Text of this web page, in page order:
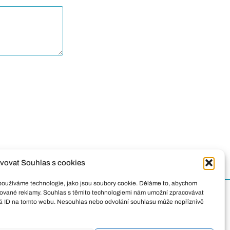
Souhlas s cookies
technologie, jako jsou soubory cookie. Děláme to, abychom
reklamy. Souhlas s těmito technologiemi nám umožní zpracovávat
na tomto webu. Nesouhlas nebo odvolání souhlasu může nepříznivě